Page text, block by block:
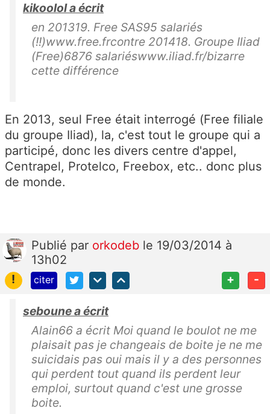
kikoolol a écrit
en 201319. Free SAS95 salariés
(!!)www.free.frcontre 201418. Groupe Iliad
(Free)6876 salariéswww.iliad.fr/bizarre
cette différence
En 2013, seul Free était interrogé (Free filiale
du groupe Iliad), la, c'est tout le groupe qui a
participé, donc les divers centre d'appel,
Centrapel, Protelco, Freebox, etc.. donc plus
de monde.
Publié par orkodeb le 19/03/2014 à
13h02
!
citer + -
seboune a écrit
Alain66 a écrit Moi quand le boulot ne me
plaisait pas je changeais de boite je ne me
suicidais pas oui mais il y a des personnes
qui perdent tout quand ils perdent leur
emploi, surtout quand c'est une grosse
boite.